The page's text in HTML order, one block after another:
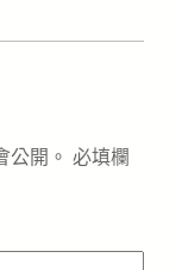
公開。 必填欄